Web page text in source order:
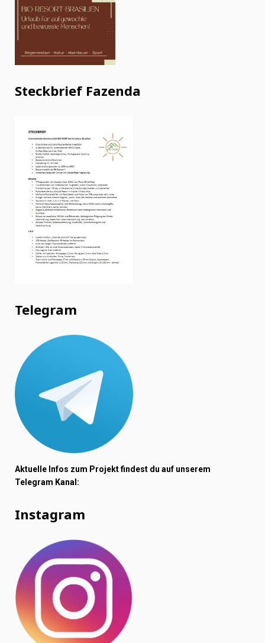
Steckbrief Fazenda
Telegram
Aktuelle Infos zum Projekt findest du auf unserem
Telegram Kanal:
Instagram